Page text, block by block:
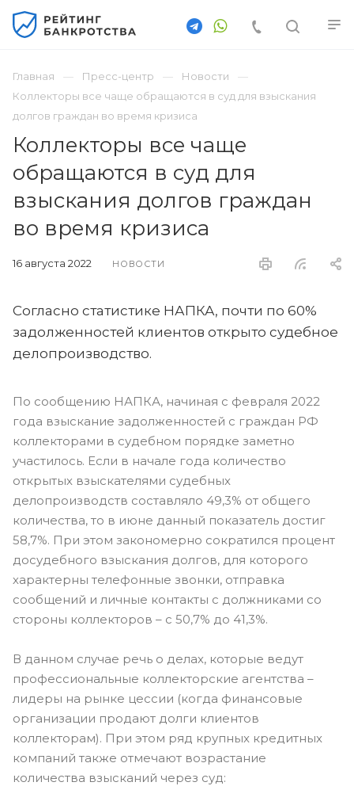
Главная Пресс-центр
Новости
Коллекторы все чаще обращаются в суд для взыскания
долгов граждан во время кризиса
Коллекторы все чаще
обращаются в суд для
взыскания долгов граждан
во время кризиса
16 августа 2022 НОВОСТИ
Согласно статистике НАПКА, почти по 60%
задолженностей клиентов открыто судебное
делопроизводство.
По сообщению НАПКА, начиная с февраля 2022
года взыскание задолженностей с граждан РФ
коллекторами в судебном порядке заметно
участилось. Если в начале года количество
открытых взыскателями судебных
делопроизводств составляло 49,3% от общего
количества, то в июне данный показатель достиг
58,7%. При этом закономерно сократился процент
досудебного взыскания долгов, для которого
характерны телефонные звонки, отправка
сообщений и личные контакты с должниками со
стороны коллекторов – с 50,7% до 41,3%.
В данном случае речь о делах, которые ведут
профессиональные коллекторские агентства –
лидеры на рынке цессии (когда финансовые
организации продают долги клиентов
коллекторам). При этом ряд крупных кредитных
компаний также отмечают возрастание
количества взысканий через суд: